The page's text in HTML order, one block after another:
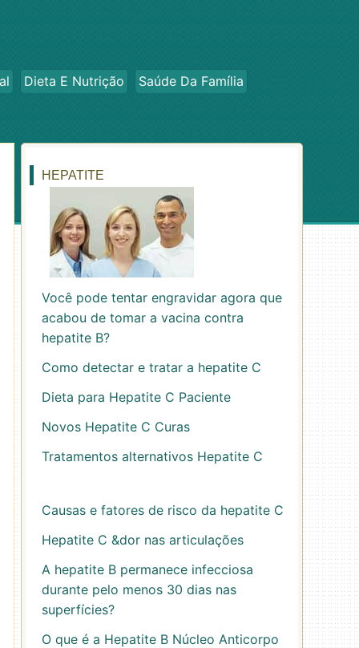
Dieta E Nutrição Saúde Da Família
HEPATITE
Você pode tentar engravidar agora que
acabou de tomar a vacina contra
hepatite B?
Como detectar e tratar a hepatite C
Dieta para Hepatite C Paciente
Novos Hepatite C Curas
Tratamentos alternativos Hepatite C
Causas e fatores de risco da hepatite C
Hepatite C &dor nas articulações
A hepatite B permanece infecciosa
durante pelo menos 30 dias nas
superfícies?
O que é a Hepatite B Núcleo Anticorpo